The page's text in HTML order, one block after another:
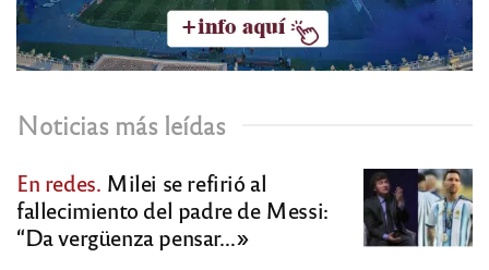
Noticias más leídas
En redes. Milei se refirió al
fallecimiento del padre de Messi:
“Da vergüenza pensar…»